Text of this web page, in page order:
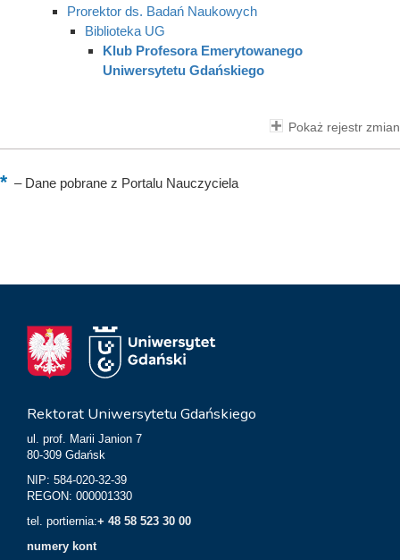
Prorektor ds. Badań Naukowych
Biblioteka UG
Klub Profesora Emerytowanego
Uniwersytetu Gdańskiego
Pokaż rejestr zmian
–Dane pobrane z Portalu Nauczyciela
Rektorat Uniwersytetu Gdańskiego
ul. prof. Marii Janion 7
80-309 Gdańsk
NIP: 584-020-32-39
REGON: 000001330
tel. portiernia:+ 48 58 523 30 00
numery kont